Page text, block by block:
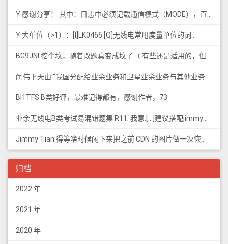
Y:大单位（>1）：[I]LK0466 [Q]无线电常用度量单位的词...
BI1TFS:B类好评，最难记得都有，感谢作者，73
归档
2022 年
2021 年
2020 年